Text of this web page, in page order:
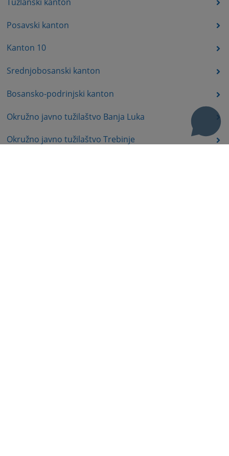
Posavski kanton
Kanton 10
Srednjobosanski kanton
Bosansko-podrinjski kanton
Okružno javno tužilaštvo Banja Luka
Okružno javno tužilaštvo Trebinje